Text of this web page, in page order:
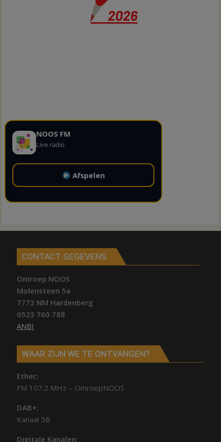
NOOS FM
Live radio
Afspelen
CONTACT GEGEVENS
Omroep NOOS
Molensteen 5a
7773 NM Hardenberg
0523 760 788
ANBI
WAAR ZIJN WE TE ONTVANGEN?
Ether;
FM 107.2 MHz – OmroepNOOS
DAB+:
Kanaal 5B
Digitale Kanalen: